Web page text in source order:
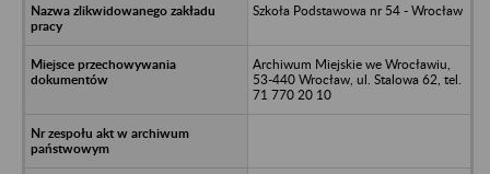
Szkoła Podstawowa nr 54 - Wrocław
Archiwum Miejskie we Wrocławiu,
53-440 Wrocław, ul. Stalowa 62, tel.
71 770 20 10